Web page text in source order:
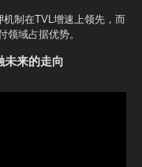
制在TVL增速上领先，而
领域占据优势。
未来的走向